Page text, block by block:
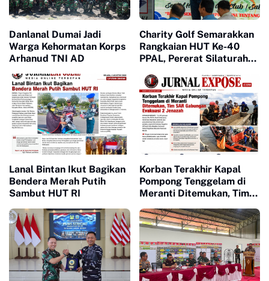
Danlanal Dumai Jadi
Warga Kehormatan Korps
Arhanud TNI AD
Charity Golf Semarakkan
Rangkaian HUT Ke-40
PPAL, Pererat Silaturahmi
Lanal Bintan Ikut Bagikan
Bendera Merah Putih
Sambut HUT RI
Korban Terakhir Kapal
Pompong Tenggelam di
Meranti Ditemukan, Tim
Jenazah